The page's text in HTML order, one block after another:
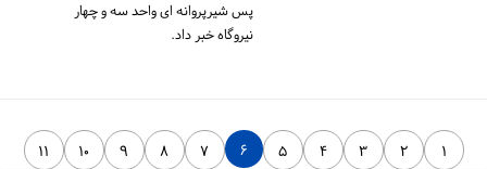
پس شیرپروانه ای واحد سه و چهار
نیروگاه خبر داد.
۱ ۲ ۳ ۴ ۵ ۶ ۷ ۸ ۹ ۱۰ ۱۱